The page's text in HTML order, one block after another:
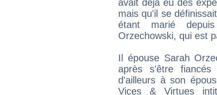
avait déjà eu des
mais qu'il se
étant marié
Orzechowski, qui est
Il épouse Sarah
après s'être
d'ailleurs à son
Vices & Virtues